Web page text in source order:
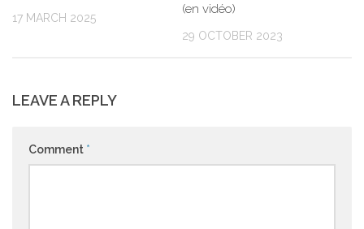
17 MARCH 2025
(en vidéo)
29 OCTOBER 2023
LEAVE A REPLY
Comment *